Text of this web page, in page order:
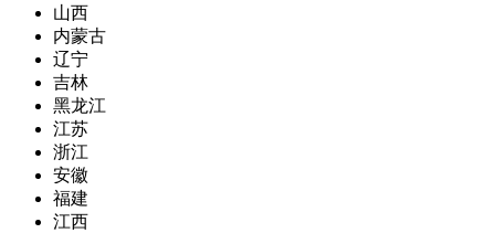
山西
内蒙古
辽宁
吉林
黑龙江
江苏
浙江
安徽
福建
江西